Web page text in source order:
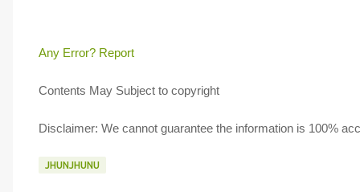
Any Error? Report
Contents May Subject to copyright
Disclaimer: We cannot guarantee the information is 100%
JHUNJHUNU